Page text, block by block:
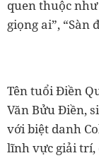
quen thuộc
giọng ai”, “Sàn
Tên tuổi Điền
Văn Bửu Điền,
với biệt danh
lĩnh vực giải trí,